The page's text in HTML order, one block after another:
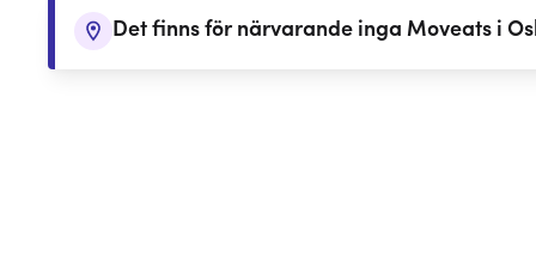
Det finns för närvarande inga Moveats i